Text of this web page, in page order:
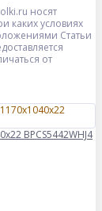
носят
каких условиях
Статьи
от
BPCS5442WHJ4